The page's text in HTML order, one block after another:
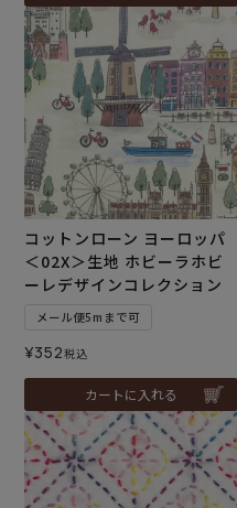
コットンローン ヨーロッパ
＜02X＞生地 ホビーラホビ
ーレデザインコレクション
メール便5mまで可
¥352税込
カートに入れる